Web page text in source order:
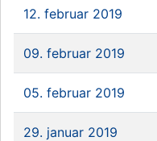
12. februar 2019
09. februar 2019
05. februar 2019
29. januar 2019